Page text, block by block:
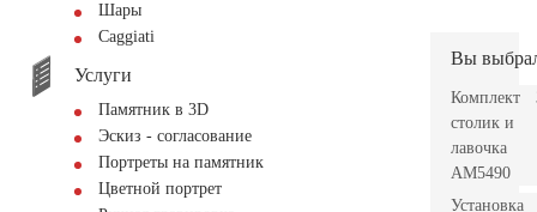
Шары
Сaggiati
Услуги
Памятник в 3D
Эскиз - согласование
Портреты на памятник
Цветной портрет
Вы
Комплект
столик и
лавочка
AM5490
Установка